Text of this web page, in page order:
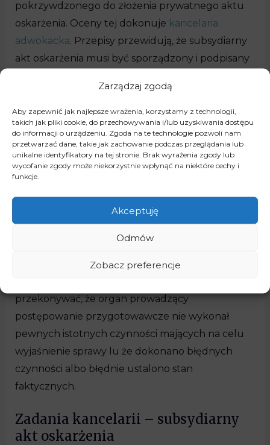
Zarządzaj zgodą
Aby zapewnić jak najlepsze wrażenia, korzystamy z technologii,
takich jak pliki cookie, do przechowywania i/lub uzyskiwania dostępu
do informacji o urządzeniu. Zgoda na te technologie pozwoli nam
przetwarzać dane, takie jak zachowanie podczas przeglądania lub
unikalne identyfikatory na tej stronie. Brak wyrażenia zgody lub
wycofanie zgody może niekorzystnie wpłynąć na niektóre cechy i
funkcje.
Akceptuję
Odmów
Zobacz preferencje
pokrzywdzonego do złożenia prywatnego aktu
oskarżenia. Oceny tej dokonuje kancelaria
adwokacka. Przepisy przewidują, że subsydiarny
akt oskarżenia musi być sporządzony i podpisany
radcą prawnym. Mamy w tym przypadku do
czynienia z tzw. przymusem adwokackim.
Pokrzywdzony ma ograniczony czasna
wniesienie do sądu subsydiarnego akt oskarżenia,
który wynosi 1 miesiąc od dnia doręczenia mu
postanowienia prokuratora nadrzędnego o
utrzymaniu w mocy zaskarżonego postanowienia.
posiedzenie które wtedy jest tym miejscem, gdzie
przekonywać, że organ prowadzący
postępowanie przygotowawcze nie wykonał
pewnych istotnych czynności mających na celu
wyjaśnienie sprawy lu że dokonano błędnych
czynności albo błędnie ustalono stan
faktycznych.
Zadania kancelarii – subsydiarny
akt oskarżenia